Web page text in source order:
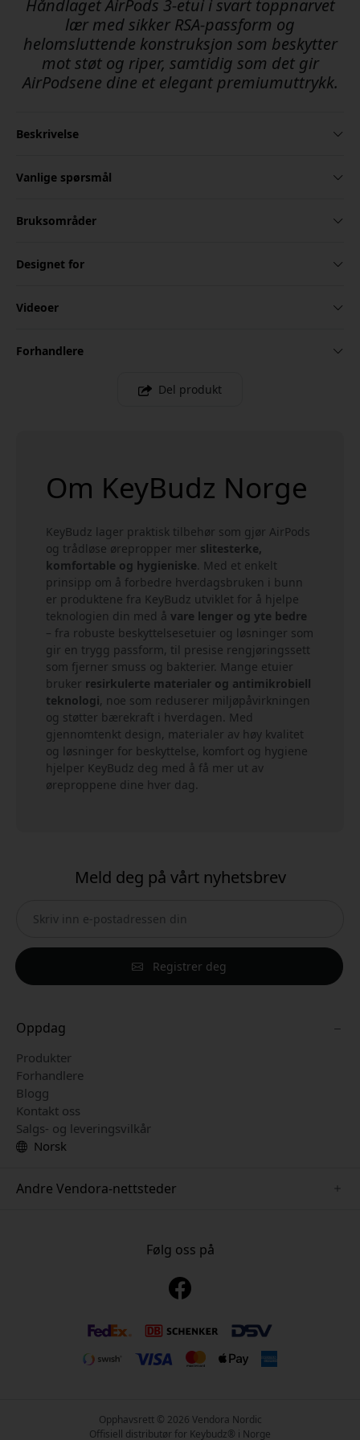
Håndlaget AirPods 3-etui i svart toppnarvet
lær med sikker RSA-passform og
helomsluttende konstruksjon som beskytter
mot støt og riper, samtidig som det gir
AirPodsene dine et elegant premiumuttrykk.
Beskrivelse
Vanlige spørsmål
Bruksområder
Designet for
Videoer
Forhandlere
Del produkt
Om KeyBudz Norge
KeyBudz lager praktisk tilbehør som gjør AirPods
og trådløse ørepropper mer slitesterke,
komfortable og hygieniske. Med et enkelt
prinsipp om å forbedre hverdagsbruken i bunn
er produktene fra KeyBudz utviklet for å hjelpe
teknologien din med å vare lenger og yte bedre
– fra robuste beskyttelsesetuier og løsninger som
gir en trygg passform, til presise rengjøringssett
som fjerner smuss og bakterier. Mange etuier
bruker resirkulerte materialer og antimikrobiell
teknologi, noe som reduserer miljøpåvirkningen
og støtter bærekraft i hverdagen. Med
gjennomtenkt design, materialer av høy kvalitet
og løsninger for beskyttelse, komfort og hygiene
hjelper KeyBudz deg med å få mer ut av
øreproppene dine hver dag.
Meld deg på vårt nyhetsbrev
Registrer deg
Oppdag
Produkter
Forhandlere
Blogg
Kontakt oss
Salgs- og leveringsvilkår
Norsk
Andre Vendora-nettsteder
www.myfirst.se
Følg oss på
Opphavsrett © 2026 Vendora Nordic
Offisiell distributør for Keybudz® i Norge